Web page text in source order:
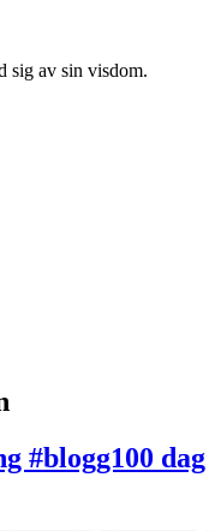
sig av sin visdom.
#blogg100 dag